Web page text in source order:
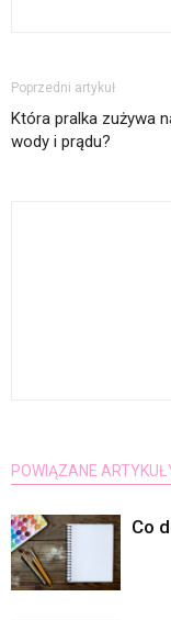
Poprzedni artykuł
Która pralka zużywa
wody i prądu?
POWIĄZANE
Co